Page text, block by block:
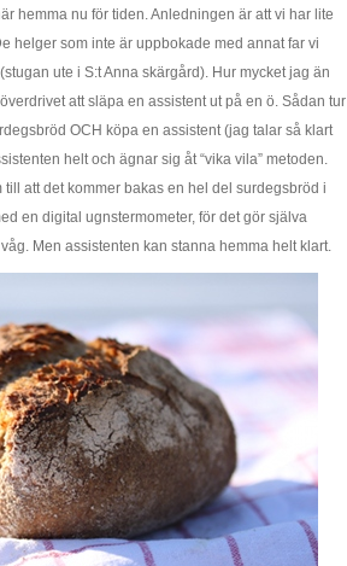
hemma nu för tiden. Anledningen är att vi har lite
helger som inte är uppbokade med annat far vi
ute i S:t Anna skärgård). Hur mycket jag än
att släpa en assistent ut på en ö. Sådan tur
OCH köpa en assistent (jag talar så klart
helt och ägnar sig åt “vika vila” metoden.
att det kommer bakas en hel del surdegsbröd i
en digital ugnstermometer, för det gör själva
Men assistenten kan stanna hemma helt klart.